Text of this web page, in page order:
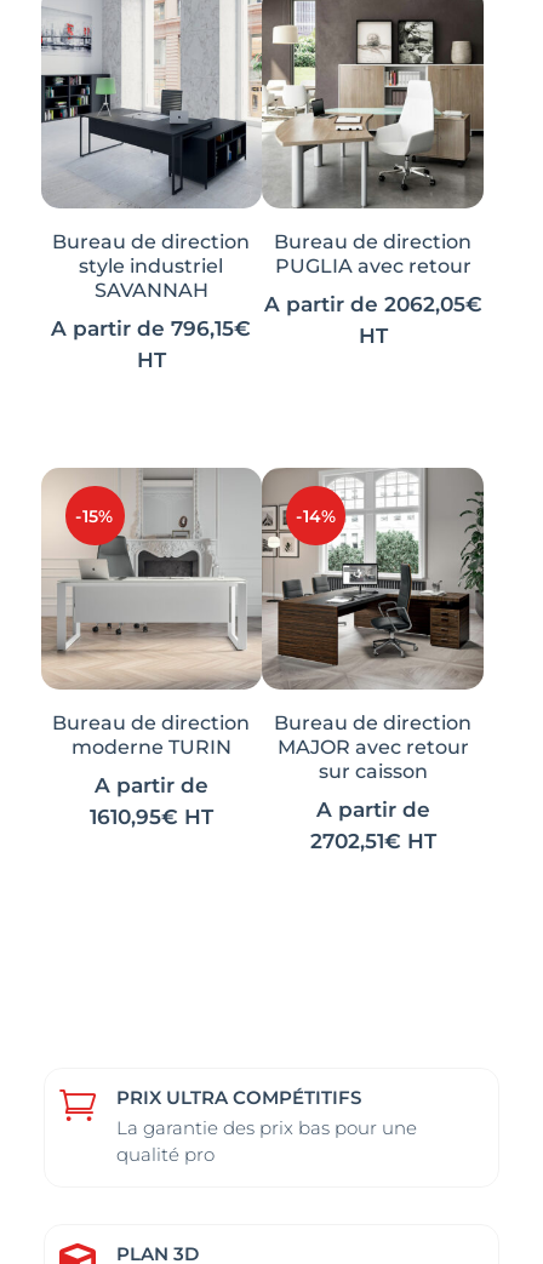
Bureau de direction
style industriel
SAVANNAH
A partir de796,15€
HT
plusieurs
variations.
Les
options
être
choisies
la
du
produit
plusieurs
variations.
Les
options
être
choisies
la
du
produit
Bureau de direction
PUGLIA avec retour
A partir de 2062,05€
HT
-15%
Bureau de direction
moderne TURIN
A partir de
1610,95€ HT
-14%
Bureau de direction
MAJOR avec retour
sur caisson
A partir de
2702,51€ HT

PRIX ULTRA COMPÉTITIFS
La garantie des prix bas pour une
qualité pro
PLAN 3D